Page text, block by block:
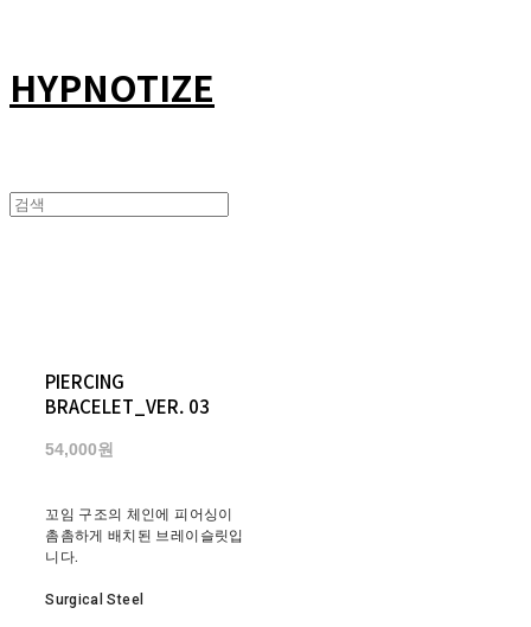
HYPNOTIZE
PIERCING
BRACELET_VER. 03
54,000원
꼬임 구조의 체인에 피어싱이
촘촘하게 배치된 브레이슬릿입
니다.
Surgical Steel